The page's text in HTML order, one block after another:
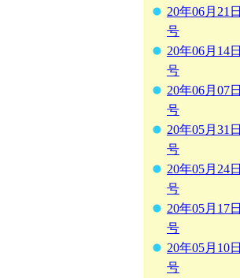
20年06月21日
号
20年06月14日
号
20年06月07日
号
20年05月31日
号
20年05月24日
号
20年05月17日
号
20年05月10日
号